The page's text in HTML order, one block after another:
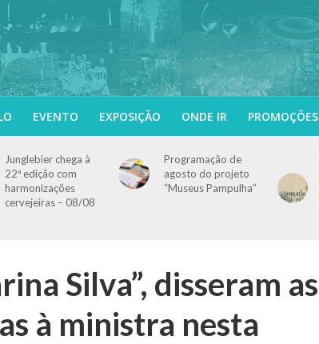
EVENTO EXPOSIÇÃO ONDE IR PROMOÇÕES
Junglebier chega à
22ª edição com
harmonizações
cervejeiras – 08/08
Programação de
agosto do projeto
“Museus Pampulha”
Silva”, disseram as
à ministra nesta